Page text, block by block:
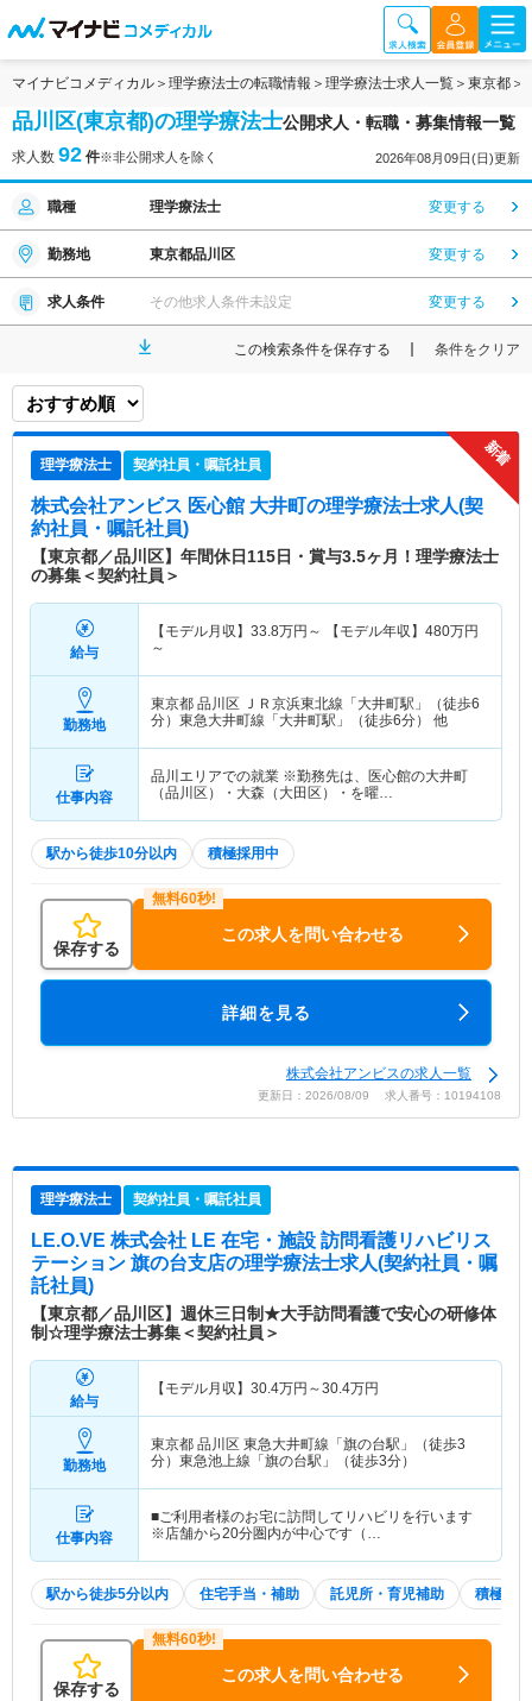
マイナビコメディカル 理学療法士の転職情報 理学療法士求人一覧 東京都
品川区(東京都)の理学療法士公開求人・転職・募集情報一覧
求人数 92 件※非公開求人を除く 2026年08月09日(日)更新
職種 理学療法士 変更する
勤務地 東京都品川区 変更する
求人条件 その他求人条件未設定 変更する
この検索条件を保存する 条件をクリア
理学療法士 契約社員・嘱託社員
株式会社アンビス 医心館 大井町 の理学療法士求人(契
約社員・嘱託社員)
【東京都／品川区】年間休日115日・賞与3.5ヶ月！理学療法士
の募集＜契約社員＞
給与
【モデル月収】 33.8万円～ 【モデル年収】 480万円
～
勤務地
東京都 品川区 ＪＲ京浜東北線「大井町駅」（徒歩6
分）東急大井町線「大井町駅」（徒歩6分） 他
仕事内容
品川エリアでの就業 ※勤務先は、医心館の大井町
（品川区）・大森（大田区）・を曜…
駅から徒歩10分以内 積極採用中
保存する
この求人を問い合わせる
詳細を見る
株式会社アンビスの求人一覧
更新日：2026/08/09 求人番号：10194108
理学療法士 契約社員・嘱託社員
LE.O.VE 株式会社 LE 在宅・施設 訪問看護リハビリス
テーション 旗の台支店の理学療法士求人(契約社員・嘱
託社員)
【東京都／品川区】週休三日制★大手訪問看護で安心の研修体
制☆理学療法士募集＜契約社員＞
給与
【モデル月収】 30.4万円～30.4万円
勤務地
東京都 品川区 東急大井町線「旗の台駅」（徒歩3
分）東急池上線「旗の台駅」（徒歩3分）
仕事内容
■ご利用者様のお宅に訪問してリハビリを行います
※店舗から20分圏内が中心です（…
駅から徒歩5分以内 住宅手当・補助 託児所・育児補助 積極採
保存する
この求人を問い合わせる